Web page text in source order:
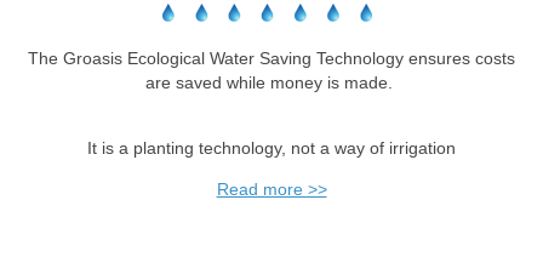
The Groasis Ecological Water Saving Technology ensures costs
are saved while money is made.
It is a planting technology, not a way of irrigation
Read more >>